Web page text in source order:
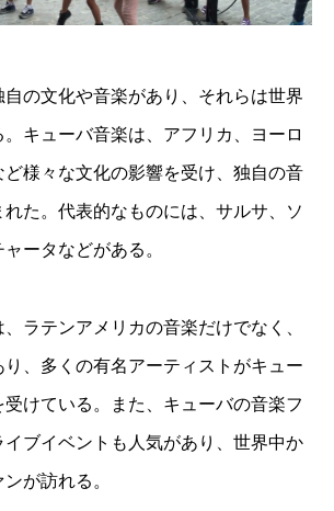
の文化や音楽があり、それらは世界
キューバ音楽は、アフリカ、ヨーロ
ど様々な文化の影響を受け、独自の音
た。代表的なものには、サルサ、ソ
ータなどがある。
ラテンアメリカの音楽だけでなく、
、多くの有名アーティストがキュー
けている。また、キューバの音楽フ
イブイベントも人気があり、世界中か
が訪れる。